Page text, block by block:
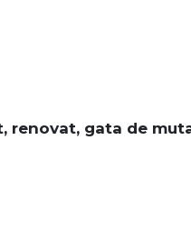
renovat, gata de